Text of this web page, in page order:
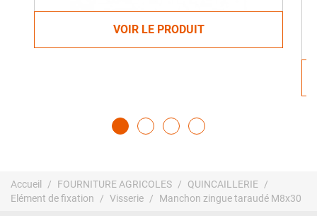
VOIR LE PRODUIT
Accueil FOURNITURE AGRICOLES
QUINCAILLERIE
Elément de fixation
Visserie Manchon zingue taraudé M8x30